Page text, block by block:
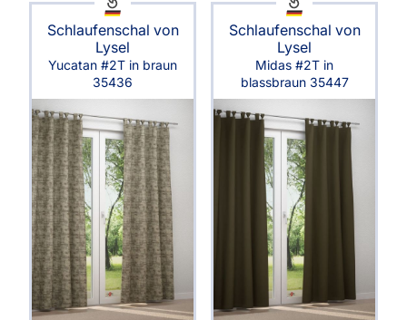
Schlaufenschal von
Lysel
Yucatan #2T in braun
35436
Schlaufenschal von
Lysel
Midas #2T in
blassbraun 35447